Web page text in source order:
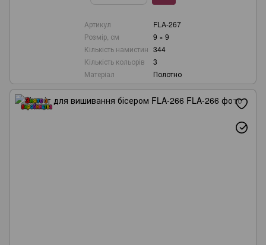
Артикул
FLA-267
Розмір, см
9 × 9
Кількість намистин 344
Кількість кольорів
3
Матеріал
Полотно